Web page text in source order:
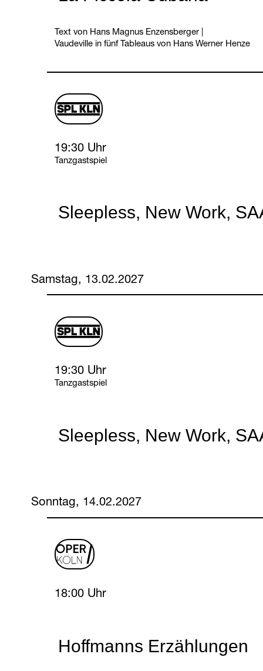
Text von Hans Magnus Enzensberger
Vaudeville in fünf Tableaus von Hans Werner Henze
Sleepless, New Work,
Friday, 12 February 2027
19:30 Uhr
Tanzgastspiel
schauspiel
Samstag, 13.02.2027
Sleepless, New Work,
Saturday, 13 February 2027
19:30 Uhr
Tanzgastspiel
schauspiel
Sonntag, 14.02.2027
Hoffmanns Erzählungen
Sunday, 14 February 2027
18:00 Uhr
oper